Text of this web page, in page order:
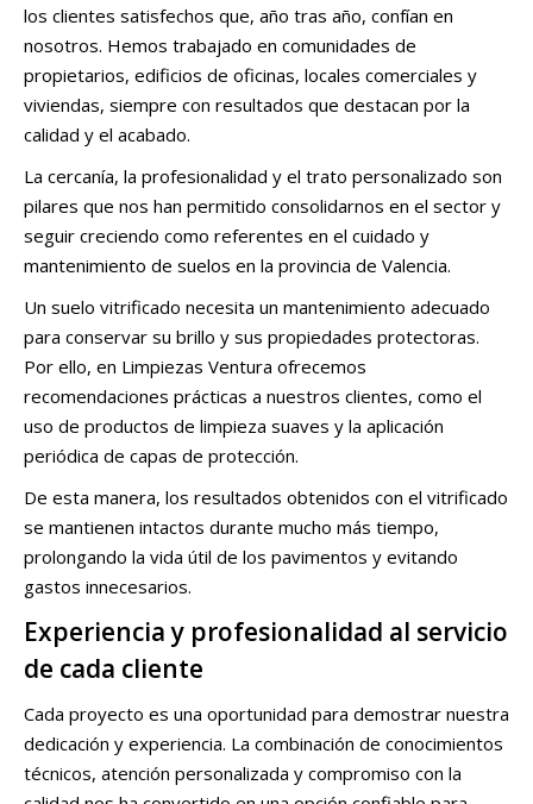
los clientes satisfechos que, año tras año, confían en
nosotros. Hemos trabajado en comunidades de
propietarios, edificios de oficinas, locales comerciales y
viviendas, siempre con resultados que destacan por la
calidad y el acabado.
La cercanía, la profesionalidad y el trato personalizado son
pilares que nos han permitido consolidarnos en el sector y
seguir creciendo como referentes en el cuidado y
mantenimiento de suelos en la provincia de Valencia.
Un suelo vitrificado necesita un mantenimiento adecuado
para conservar su brillo y sus propiedades protectoras.
Por ello, en Limpiezas Ventura ofrecemos
recomendaciones prácticas a nuestros clientes, como el
uso de productos de limpieza suaves y la aplicación
periódica de capas de protección.
De esta manera, los resultados obtenidos con el vitrificado
se mantienen intactos durante mucho más tiempo,
prolongando la vida útil de los pavimentos y evitando
gastos innecesarios.
Experiencia y profesionalidad al servicio
de cada cliente
Cada proyecto es una oportunidad para demostrar nuestra
dedicación y experiencia. La combinación de conocimientos
técnicos, atención personalizada y compromiso con la